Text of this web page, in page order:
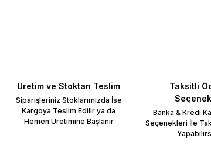
Üretim ve Stoktan Teslim
Siparişleriniz Stoklarımızda İse
Kargoya Teslim Edilir ya da
Hemen Üretimine Başlanır
Taksitli
Banka & Kredi
Seçenekleri İle